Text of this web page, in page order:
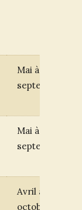
Mai à
septembre
Mai à
septembre
Avril à
octobre